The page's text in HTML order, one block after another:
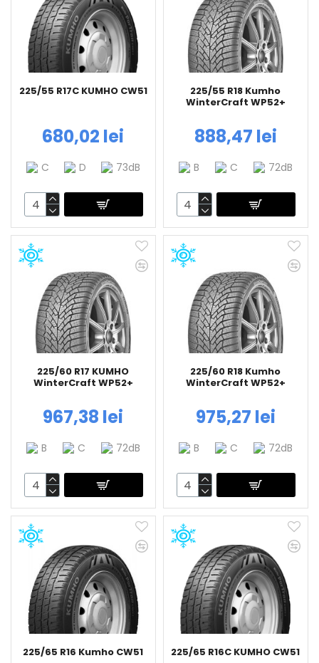
225/55 R17C KUMHO CW51
680,02 lei
C D 73dB
225/55 R18 Kumho
WinterCraft WP52+
888,47 lei
B C 72dB
225/60 R17 KUMHO
WinterCraft WP52+
967,38 lei
B C 72dB
225/60 R18 Kumho
WinterCraft WP52+
975,27 lei
B C 72dB
225/65 R16 Kumho CW51 225/65 R16C KUMHO CW51